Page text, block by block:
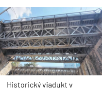
Historický viadukt v